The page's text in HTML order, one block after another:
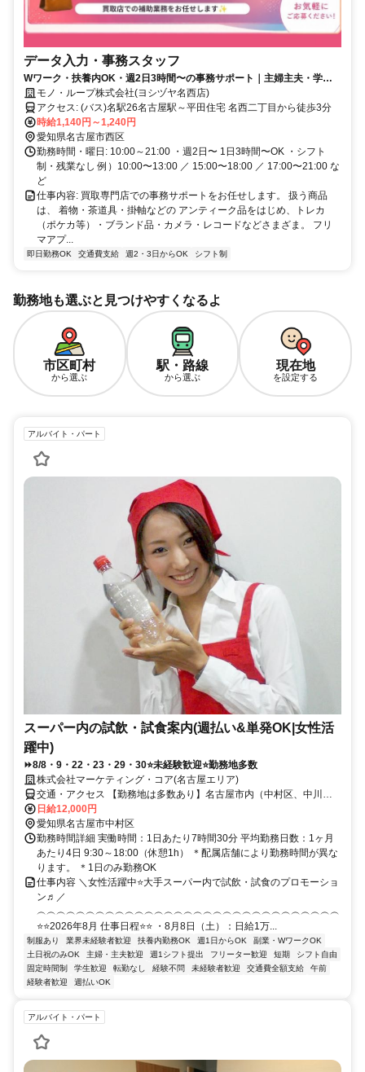
データ入力・事務スタッフ
Wワーク・扶養内OK・週2日3時間〜の事務サポート｜主婦主夫・学
生・長期希望歓迎◎
モノ・ループ株式会社(ヨシヅヤ名西店)
アクセス: (バス)名駅26名古屋駅～平田住宅 名西二丁目から徒歩3分
時給1,140円～1,240円
愛知県名古屋市西区
勤務時間・曜日: 10:00～21:00 ・週2日〜 1日3時間〜OK ・シフト
制・残業なし 例）10:00〜13:00 ／ 15:00〜18:00 ／ 17:00〜21:00 な
ど
仕事内容: 買取専門店での事務サポートをお任せします。 扱う商品
は、 着物・茶道具・掛軸などの アンティーク品をはじめ、トレカ
（ポケカ等）・ブランド品・カメラ・レコードなどさまざま。 フリ
マアプ...
即日勤務OK 交通費支給 週2・3日からOK シフト制
勤務地も選ぶと見つけやすくなるよ
市区町村
から選ぶ
駅・路線
から選ぶ
現在地
を設定する
アルバイト・パート
スーパー内の試飲・試食案内(週払い&単発OK|女性活
躍中)
⏩8/8・9・22・23・29・30⭐未経験歓迎⭐勤務地多数
株式会社マーケティング・コア(名古屋エリア)
交通・アクセス 【勤務地は多数あり】名古屋市内（中村区、中川
区、西区、守山区、南区、東区、千種区、緑区、熱田区、港区、北
区、昭和区）、長久手市、春日井市、とこなめ市、半田市、東海市、
大府市、刈谷市など
日給12,000円
愛知県名古屋市中村区
勤務時間詳細 実働時間：1日あたり7時間30分 平均勤務日数：1ヶ月
あたり4日 9:30～18:00（休憩1h） ＊配属店舗により勤務時間が異な
ります。 ＊1日のみ勤務OK
仕事内容 ＼女性活躍中⭐大手スーパー内で試飲・試食のプロモーショ
ン♬／
︵︵︵︵︵︵︵︵︵︵︵︵︵︵︵︵︵︵︵︵︵︵︵︵︵︵︵︵︵︵︵
⭐⭐2026年8月 仕事日程⭐⭐ ・8月8日（土）：日給1万...
制服あり 業界未経験者歓迎 扶養内勤務OK 週1日からOK
副業・WワークOK
土日祝のみOK
主婦・主夫歓迎 週1シフト提出 フリーター歓迎 短期
シフト自由
固定時間制
学生歓迎 転勤なし 経験不問 未経験者歓迎 交通費全額支給
午前
経験者歓迎
週払いOK
アルバイト・パート